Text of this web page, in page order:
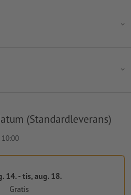
(Standardleverans)
14. - tis, aug. 18.
Gratis